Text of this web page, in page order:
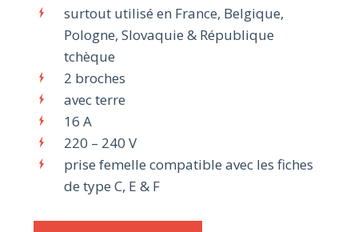
surtout utilisé en France, Belgique,
Pologne, Slovaquie & République
tchèque
2 broches
avec terre
16 A
220 – 240 V
prise femelle compatible avec les fiches
de type C, E & F